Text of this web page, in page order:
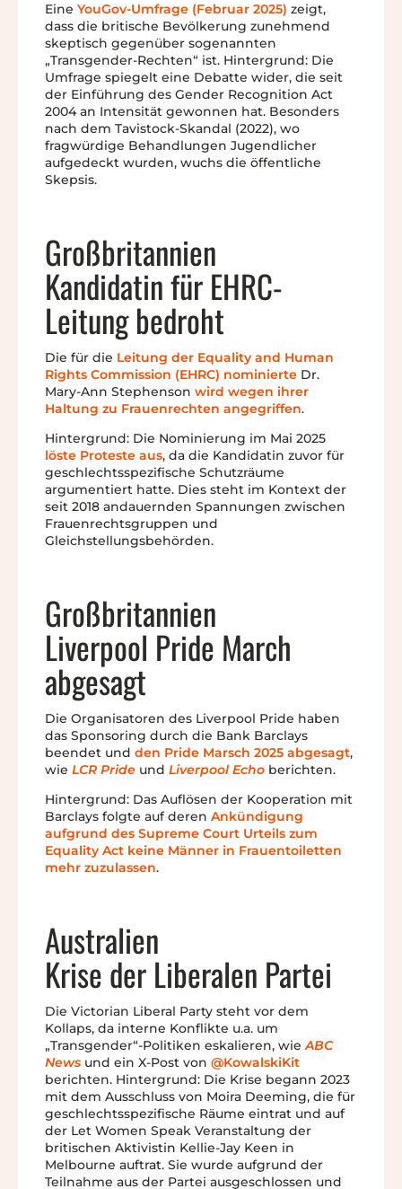
Eine YouGov-Umfrage (Februar 2025) zeigt,
dass die britische Bevölkerung zunehmend
skeptisch gegenüber sogenannten
„Transgender-Rechten“ ist. Hintergrund: Die
Umfrage spiegelt eine Debatte wider, die seit
der Einführung des Gender Recognition Act
2004 an Intensität gewonnen hat. Besonders
nach dem Tavistock-Skandal (2022), wo
fragwürdige Behandlungen Jugendlicher
aufgedeckt wurden, wuchs die öffentliche
Skepsis.
Großbritannien
Kandidatin für EHRC-
Leitung bedroht
Die für die Leitung der Equality and Human
Rights Commission (EHRC) nominierte Dr.
Mary-Ann Stephenson wird wegen ihrer
Haltung zu Frauenrechten angegriffen.
Hintergrund: Die Nominierung im Mai 2025
löste Proteste aus, da die Kandidatin zuvor für
geschlechtsspezifische Schutzräume
argumentiert hatte. Dies steht im Kontext der
seit 2018 andauernden Spannungen zwischen
Frauenrechtsgruppen und
Gleichstellungsbehörden.
Großbritannien
Liverpool Pride March
abgesagt
Die Organisatoren des Liverpool Pride haben
das Sponsoring durch die Bank Barclays
beendet und den Pride Marsch 2025 abgesagt,
wie LCR Pride und Liverpool Echo berichten.
Hintergrund: Das Auflösen der Kooperation mit
Barclays folgte auf deren Ankündigung
aufgrund des Supreme Court Urteils zum
Equality Act keine Männer in Frauentoiletten
mehr zuzulassen.
Australien
Krise der Liberalen Partei
Die Victorian Liberal Party steht vor dem
Kollaps, da interne Konflikte u.a. um
„Transgender“-Politiken eskalieren, wieABC
News und ein X-Post von @KowalskiKit
berichten. Hintergrund: Die Krise begann 2023
mit dem Ausschluss von Moira Deeming, die für
geschlechtsspezifische Räume eintrat und auf
der Let Women Speak Veranstaltung der
britischen Aktivistin Kellie-Jay Keen in
Melbourne auftrat. Sie wurde aufgrund der
Teilnahme aus der Partei ausgeschlossen und